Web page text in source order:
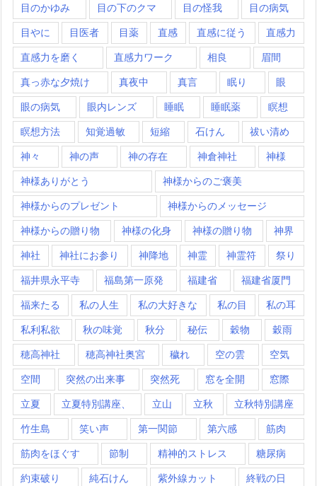
目のかゆみ 目の下のクマ 目の怪我 目の病気
目やに 目医者 目薬 直感 直感に従う 直感力
直感力を磨く 直感力ワーク 相良 眉間
真っ赤な夕焼け 真夜中 真言 眠り 眼
眼の病気 眼内レンズ 睡眠 睡眠薬 瞑想
瞑想方法 知覚過敏 短縮 石けん 祓い清め
神々 神の声 神の存在 神倉神社 神様
神様ありがとう 神様からのご褒美
神様からのプレゼント 神様からのメッセージ
神様からの贈り物 神様の化身 神様の贈り物 神界
神社 神社にお参り 神降地 神霊 神霊符 祭り
福井県永平寺 福島第一原発 福建省 福建省厦門
福来たる 私の人生 私の大好きな 私の目 私の耳
私利私欲 秋の味覚 秋分 秘伝 穀物 穀雨
穂高神社 穂高神社奥宮 穢れ 空の雲 空気
空間 突然の出来事 突然死 窓を全開 窓際
立夏 立夏特別講座、 立山 立秋 立秋特別講座
竹生島 笑い声 第一関節 第六感 筋肉
筋肉をほぐす 節制 精神的ストレス 糖尿病
約束破り 純石けん 紫外線カット 終戦の日